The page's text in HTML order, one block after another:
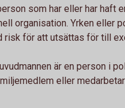
som har eller har haft
organisation. Yrken eller
risk för att utsättas för till
är en person i
eller